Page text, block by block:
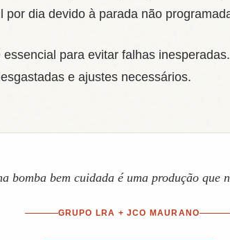
por dia devido à parada não
para evitar falhas
e ajustes necessários.
bomba bem cuidada é uma produção que
GRUPO LRA + JCO MAURANO